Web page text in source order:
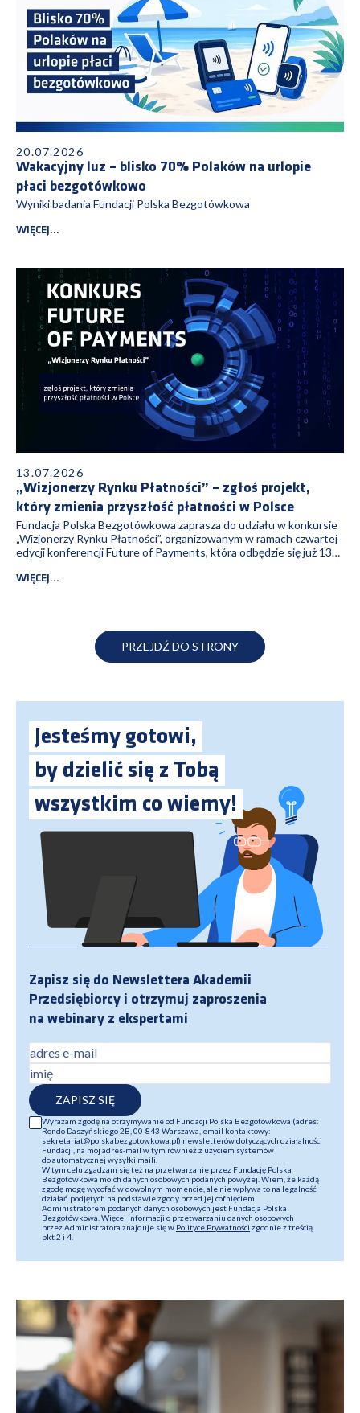
20.07.2026
Wakacyjny luz – blisko 70% Polaków na urlopie
płaci bezgotówkowo
Wyniki badania Fundacji Polska Bezgotówkowa
WIĘCEJ...
13.07.2026
„Wizjonerzy Rynku Płatności” – zgłoś projekt,
który zmienia przyszłość płatności w Polsce
Fundacja Polska Bezgotówkowa zaprasza do udziału w konkursie
„Wizjonerzy Rynku Płatności”, organizowanym w ramach czwartej
edycji konferencji Future of Payments, która odbędzie się już 13
wygląda przyszłość płatności. Nabór trwa od 13 lipca do 7
WIĘCEJ...
PRZEJDŹ DO STRONY
Jesteśmy gotowi,
by dzielić się z Tobą
wszystkim co wiemy!
Zapisz się do Newslettera Akademii
Przedsiębiorcy i otrzymuj zaproszenia
na webinary z ekspertami
adres e-mail
imię
ZAPISZ SIĘ
Wyrażam zgodę na otrzymywanie od Fundacji Polska Bezgotówkowa (adres:
Rondo Daszyńskiego 2B, 00-843 Warszawa, email kontaktowy:
sekretariat@polskabezgotowkowa.pl) newsletterów dotyczących działalności
Fundacji, na mój adres-mail w tym również z użyciem systemów
do automatycznej wysyłki maili.
W tym celu zgadzam się też na przetwarzanie przez Fundację Polska
Bezgotówkowa moich danych osobowych podanych powyżej. Wiem, że każdą
zgodę mogę wycofać w dowolnym momencie, ale nie wpływa to na legalność
działań podjętych na podstawie zgody przed jej cofnięciem.
Administratorem podanych danych osobowych jest Fundacja Polska
Bezgotówkowa. Więcej informacji o przetwarzaniu danych osobowych
przez Administratora znajduje się w Polityce Prywatności zgodnie z treścią
pkt 2 i 4.